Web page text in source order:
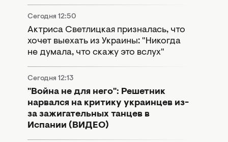
Сегодня 12:50
Актриса Светлицкая призналась, что
хочет выехать из Украины: "Никогда
не думала, что скажу это вслух"
Сегодня 12:13
"Война не для него": Решетник
нарвался на критику украинцев из-
за зажигательных танцев в
Испании (ВИДЕО)